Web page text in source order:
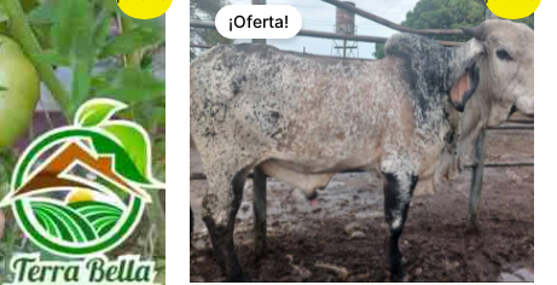
¡Oferta!
precio
original
era:
$1.650,00.
precio
actual
es:
$1.630,00.